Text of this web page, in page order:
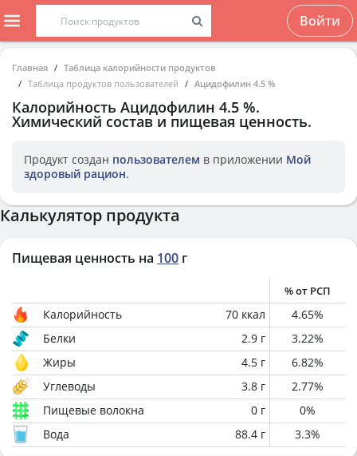
Войти
Главная
Таблица калорийности продуктов
Таблица продуктов пользователей
Ацидофилин 4.5 %
Калорийность Ацидофилин 4.5 %.
Химический состав и пищевая ценность.
Продукт создан пользователем в приложении Мой
здоровый рацион.
Калькулятор продукта
Пищевая ценность на 100 г
% от РСП
Калорийность 70 ккал 4.65%
Белки
2.9 г 3.22%
Жиры
4.5 г 6.82%
Углеводы
3.8 г 2.77%
Пищевые волокна
0 г 0%
Вода
88.4 г 3.3%